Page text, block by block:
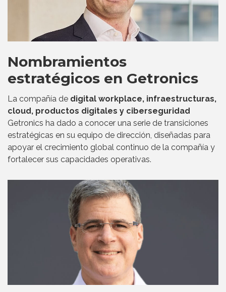
Nombramientos
estratégicos en Getronics
La compañía de digital workplace, infraestructuras,
cloud, productos digitales y ciberseguridad
Getronics ha dado a conocer una serie de transiciones
estratégicas en su equipo de dirección, diseñadas para
apoyar el crecimiento global continuo de la compañía y
fortalecer sus capacidades operativas.